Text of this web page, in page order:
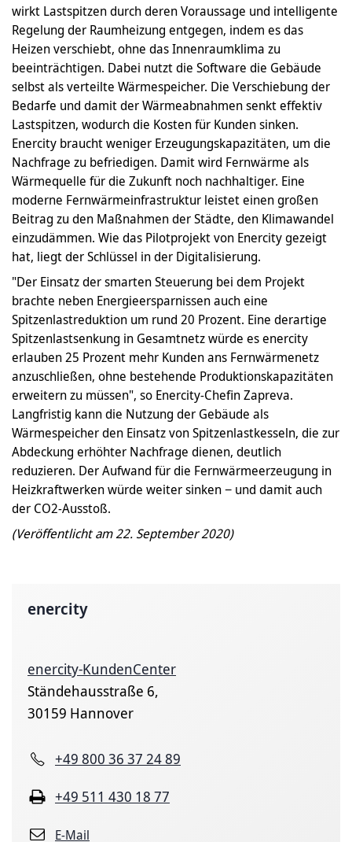
wirkt Lastspitzen durch deren Voraussage und intelligente
Regelung der Raumheizung entgegen, indem es das
Heizen verschiebt, ohne das Innenraumklima zu
beeinträchtigen. Dabei nutzt die Software die Gebäude
selbst als verteilte Wärmespeicher. Die Verschiebung der
Bedarfe und damit der Wärmeabnahmen senkt effektiv
Lastspitzen, wodurch die Kosten für Kunden sinken.
Enercity braucht weniger Erzeugungskapazitäten, um die
Nachfrage zu befriedigen. Damit wird Fernwärme als
Wärmequelle für die Zukunft noch nachhaltiger. Eine
moderne Fernwärmeinfrastruktur leistet einen großen
Beitrag zu den Maßnahmen der Städte, den Klimawandel
einzudämmen. Wie das Pilotprojekt von Enercity gezeigt
hat, liegt der Schlüssel in der Digitalisierung.
"Der Einsatz der smarten Steuerung bei dem Projekt
brachte neben Energieersparnissen auch eine
Spitzenlastreduktion um rund 20 Prozent. Eine derartige
Spitzenlastsenkung in Gesamtnetz würde es enercity
erlauben 25 Prozent mehr Kunden ans Fernwärmenetz
anzuschließen, ohne bestehende Produktionskapazitäten
erweitern zu müssen", so Enercity-Chefin Zapreva.
Langfristig kann die Nutzung der Gebäude als
Wärmespeicher den Einsatz von Spitzenlastkesseln, die zur
Abdeckung erhöhter Nachfrage dienen, deutlich
reduzieren. Der Aufwand für die Fernwärmeerzeugung in
Heizkraftwerken würde weiter sinken − und damit auch
der CO2-Ausstoß.
(Veröffentlicht am 22. September 2020)
enercity
enercity-KundenCenter
Ständehausstraße 6,
30159 Hannover
+49 800 36 37 24 89
+49 511 430 18 77
E-Mail